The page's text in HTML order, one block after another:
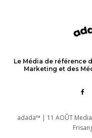
Le Média de référence
Marketing et des
adada™ | 11 AOÛT Media